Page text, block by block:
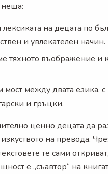
на децата по
и увлекателен начин.
тяхното въображение и
между двата езика, с
и гръцки.
ценно децата да
на превода.
те сами
е „съавтор“ на